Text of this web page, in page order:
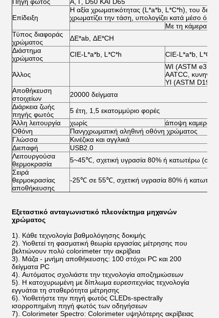
Επίδειξη
Η αξία χρωματικότητας (L*a*b, L*C*h), του
χρωματίζει την τάση, υπολογίζει κατά μέσο
Με τη κάμερα
Τύπος διαφοράς
χρώματος
ΔE*ab, ΔE*CH
Διάστημα
χρώματος
CIE-L*a*b, L*C*h CIE-L*a*b,
Άλλος
WI (ASTM
AATCC,
YI (ASTM
Αποθήκευση
στοιχείων
20000 δείγματα
Διάρκεια ζωής
πηγής φωτός
5 έτη, 1,5 εκατομμύριο φορές
Άλλη λειτουργία
χωρίς
άποψη καμερών,
Οθόνη
Πανγχρωματική αληθινή οθόνη χρώματος
Γλώσσα
Κινέζικα και αγγλικά
Διεπαφή
USB2.0
Λειτουργούσα
θερμοκρασία
5~45℃, σχετική υγρασία 80% ή κατωτέρω (σε
Σειρά
θερμοκρασίας
αποθήκευσης
-25℃ σε 55℃, σχετική υγρασία 80% ή
Εξεταστικό ανταγωνιστικό πλεονέκτημα μηχανών
χρώματος
1).
Κάθε τεχνολογία βαθμολόγησης δοκιμής
2). Υιοθετεί τη φασματική θεωρία εργασίας μέτρησης που
βελτιώνουν πολύ colorimeter την ακρίβεια
3).
Μάζα - μνήμη αποθήκευσης: 100 στόχοι PC και 200
δείγματα PC
4). Αυτόματος σχολιάστε την τεχνολογία αποζημιώσεων
5). Η κατοχυρωμένη με δίπλωμα ευρεσιτεχνίας τεχνολογία
εγγυάται τη σταθερότητα μέτρησης
6). Υιοθετήστε την πηγή φωτός CLEDs-spectrally
ισορροπημένη πηγή φωτός των οδηγήσεων
7). Colorimeter Spectro: Colorimeter υψηλότερης ακρίβειας